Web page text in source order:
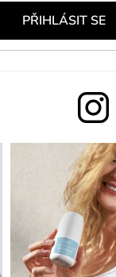
PŘIHLÁSIT SE